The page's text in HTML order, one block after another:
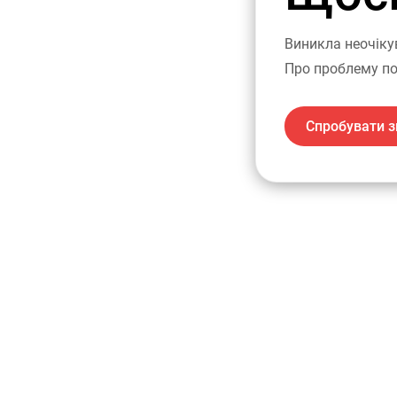
Виникла
Про проблему
Спробувати